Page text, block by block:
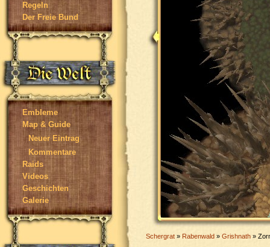
Regeln
Der Freie Bund
Embleme
Map & Guide
Neuer Eintrag
Kommentare
Raids
Videos
Geschichten
Galerie
Schergrat » Rabenwald » Grishnath »